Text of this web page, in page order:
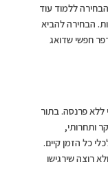
ללמוד עוד
הבחירה להביא
חפשי שדואג
פרנסה. בתור
ותחרותי,
כל הזמן קיים.
רוצה שירגישו